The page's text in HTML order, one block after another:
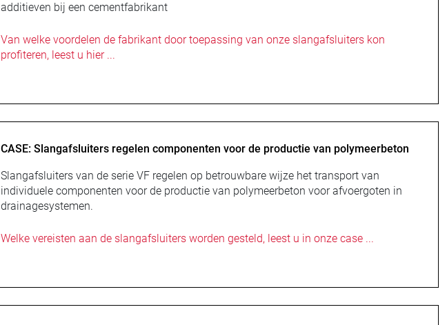
additieven bij een cementfabrikant
Van welke voordelen de fabrikant door toepassing van onze slangafsluiters kon
profiteren, leest u hier ...
CASE: Slangafsluiters regelen componenten voor de productie van polymeerbeton
Slangafsluiters van de serie VF regelen op betrouwbare wijze het transport van
individuele componenten voor de productie van polymeerbeton voor afvoergoten in
drainagesystemen.
Welke vereisten aan de slangafsluiters worden gesteld, leest u in onze case ...